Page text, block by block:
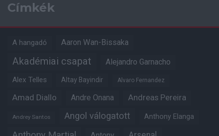
Címkék
A hangadó Aaron Wan-Bissaka
Akadémiai csapat Alejandro Garnacho
Alex Telles Altay Bayindir Alvaro Fernandez
Amad Diallo Andre Onana Andreas Pereira
Andrey Santos Angol válogatott Anthony Elanga